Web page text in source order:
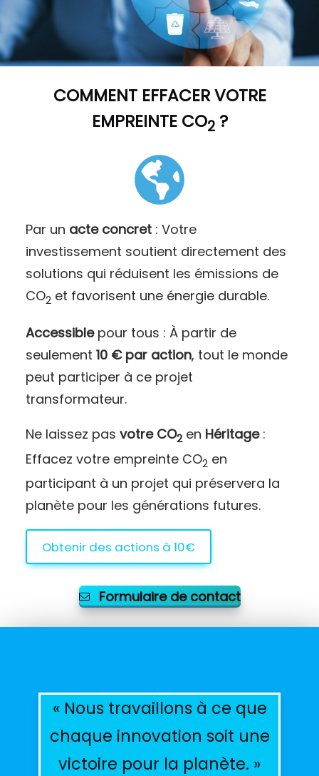
COMMENT EFFACER VOTRE
EMPREINTE CO2?
Par un acte concret: Votre
investissement soutient directement des
solutions qui réduisent les émissions de
CO2 et favorisent une énergie durable.
Accessiblepour tous : À partir de
seulement 10 € par action, tout le monde
peut participer à ce projet
transformateur.
Ne laissez pas votre CO2en Héritage:
Effacez votre empreinte CO2 en
participant à un projet qui préservera la
planète pour les générations futures.
Obtenir des actions à 10€
Formulaire de contact
« Nous travaillons à ce que
chaque innovation soit une
victoire pour la planète. »